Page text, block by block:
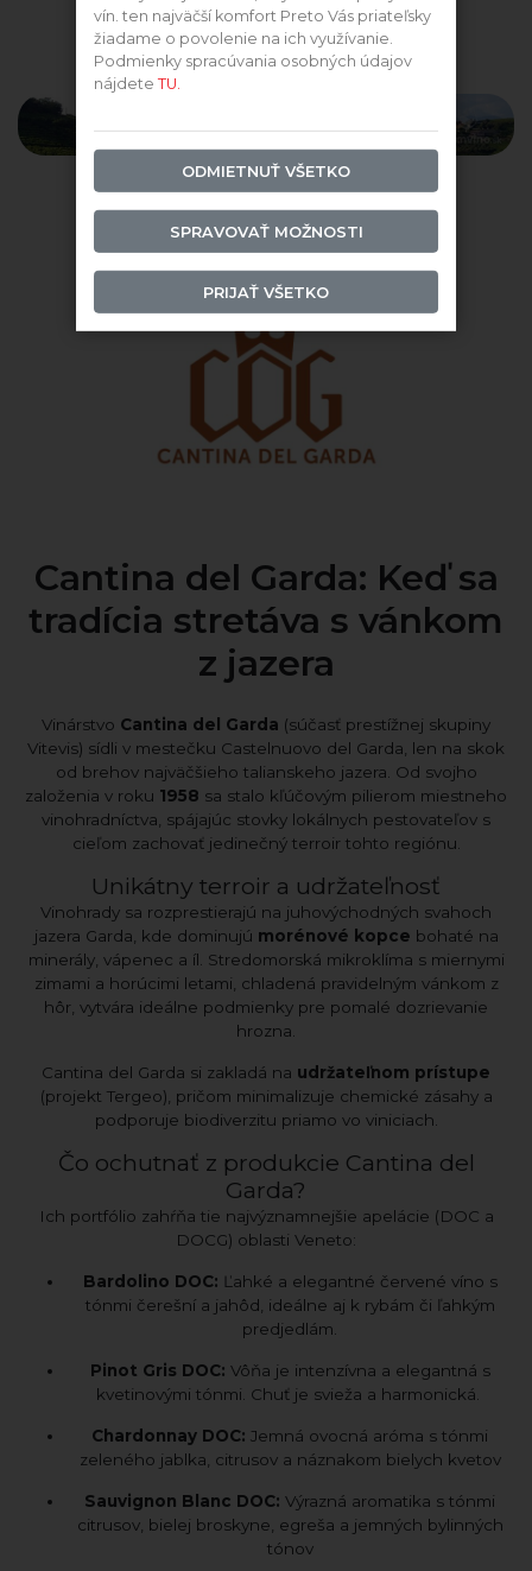
Zobraziť:
Vinárstvo Cantina del Garda
Cantina del Garda: Keď sa
tradícia stretáva s vánkom
z jazera
Vinárstvo Cantina del Garda (súčasť prestížnej skupiny
Vitevis) sídli v mestečku Castelnuovo del Garda, len na skok
od brehov najväčšieho talianskeho jazera. Od svojho
založenia v roku 1958 sa stalo kľúčovým pilierom miestneho
vinohradníctva, spájajúc stovky lokálnych pestovateľov s
cieľom zachovať jedinečný terroir tohto regiónu.
Unikátny terroir a udržateľnosť
Vinohrady sa rozprestierajú na juhovýchodných svahoch
jazera Garda, kde dominujú morénové kopce bohaté na
minerály, vápenec a íl. Stredomorská mikroklíma s miernymi
zimami a horúcimi letami, chladená pravidelným vánkom z
hôr, vytvára ideálne podmienky pre pomalé dozrievanie
hrozna.
Cantina del Garda si zakladá na udržateľnom prístupe
(projekt Tergeo), pričom minimalizuje chemické zásahy a
podporuje biodiverzitu priamo vo viniciach.
Čo ochutnať z produkcie Cantina del
Garda?
Ich portfólio zahŕňa tie najvýznamnejšie apelácie (DOC a
DOCG) oblasti Veneto:
Bardolino DOC: Ľahké a elegantné červené víno s
tónmi čerešní a jahôd, ideálne aj k rybám či ľahkým
predjedlám.
Pinot Gris DOC: Vôňa je intenzívna a elegantná s
kvetinovými tónmi. Chuť je svieža a harmonická.
Chardonnay DOC: Jemná ovocná aróma s tónmi
zeleného jablka, citrusov a náznakom bielych kvetov
Sauvignon Blanc DOC: Výrazná aromatika s tónmi
citrusov, bielej broskyne, egreša a jemných bylinných
tónov
vín. ten najväčší komfort Preto Vás priateľsky
žiadame o povolenie na ich využívanie.
Podmienky spracúvania osobných údajov
nájdeteTU.
ODMIETNUŤ VŠETKO
SPRAVOVAŤ MOŽNOSTI
PRIJAŤ VŠETKO